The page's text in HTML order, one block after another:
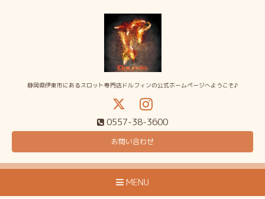
静岡県伊東市にあるスロット専門店ドルフィンの公式ホームページへようこそ♪
0557-38-3600
お問い合わせ
MENU